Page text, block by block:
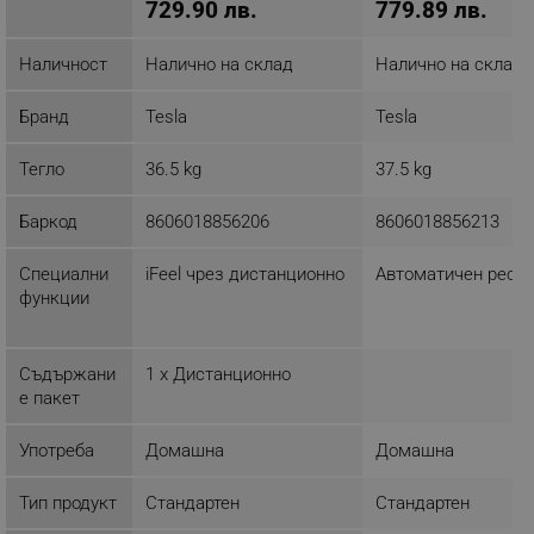
4-sкорости на вентилатора:
Нискa
Висока
- 3D въздушен поток:
Хоризонтално автоматично завъртане,
- Анти-студен въздух
- I Feel функция
- Нискотемпературно отопление/охлаждане до -15ºC
- Независимо Обезводняване
- Автоматичен режим
- Включване/Изключване на дисплея
- Бързо охлаждане
- Интелигентно размразяване
729.90 лв.
779.89 лв.
Наличност Налично на склад Налично на склад
Бранд Tesla Tesla
Тегло 36.5 kg 37.5 kg
Баркод 8606018856206 8606018856213
Специални
функции
iFeel чрез дистанционно Автоматичен
Съдържани
е пакет
1 x Дистанционно
Употреба Домашна Домашна
Тип продукт Стандартен Стандартен